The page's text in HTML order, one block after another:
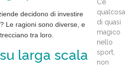
decidono di investire
Le ragioni sono diverse, e
tra loro.
larga scala
C’è
qualcosa
di quasi
magico
nello
sport,
non